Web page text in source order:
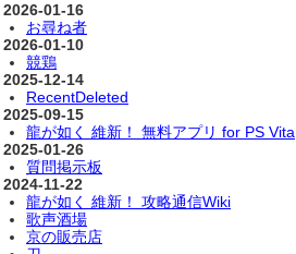
2026-01-16
お尋ね者
2026-01-10
競鶏
2025-12-14
RecentDeleted
2025-09-15
龍が如く 維新！ 無料アプリ for PS Vita
2025-01-26
質問掲示板
2024-11-22
龍が如く 維新！ 攻略通信Wiki
歌声酒場
京の販売店